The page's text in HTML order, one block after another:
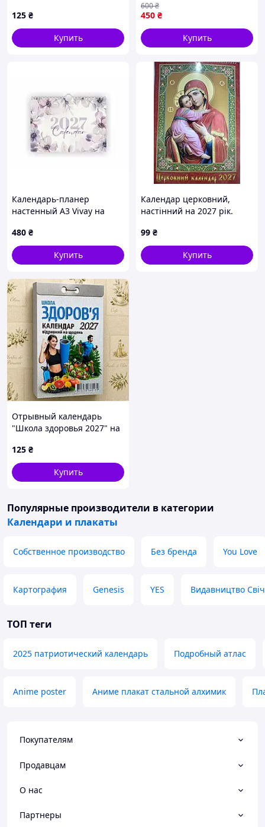
украинский язык
125 ₴
Купить
450 ₴
600₴
Купить
Календарь-планер
настенный А3 Vivay на
480 ₴
Купить
Календар церковний,
настінний на 2027 рік.
99 ₴
Купить
Отрывный календарь
"Школа здоровья 2027" на
украинском языке
125 ₴
Купить
Популярные производители в категории
Календари и плакаты
Собственное производство Без бренда You Love
Картография Genesis YES Видавництво
ТОП теги
2025 патриотический календарь Подробный атлас
Anime poster Аниме плакат стальной алхимик
Покупателям
Продавцам
О нас
Партнеры